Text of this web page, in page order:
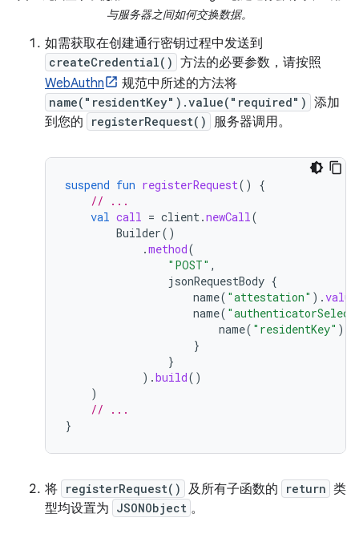
与服务器之间如何交换数据。
如需获取在创建通行密钥过程中发送到
createCredential() 方法的必要参数，请按照
WebAuthn
规范中所述的方法将
name("residentKey").value("required") 添加
到您的
registerRequest() 服务器调用。
suspend fun registerRequest()
{
// ...
val call = client.newCall(
Builder()
.method(
"POST" ,
jsonRequestBody {
name( "attestation" ).value
name(
name( "residentKey" ).
}
}
).build()
)
// ...
}
将 registerRequest() 及所有子函数的 return 类
型均设置为 JSONObject 。